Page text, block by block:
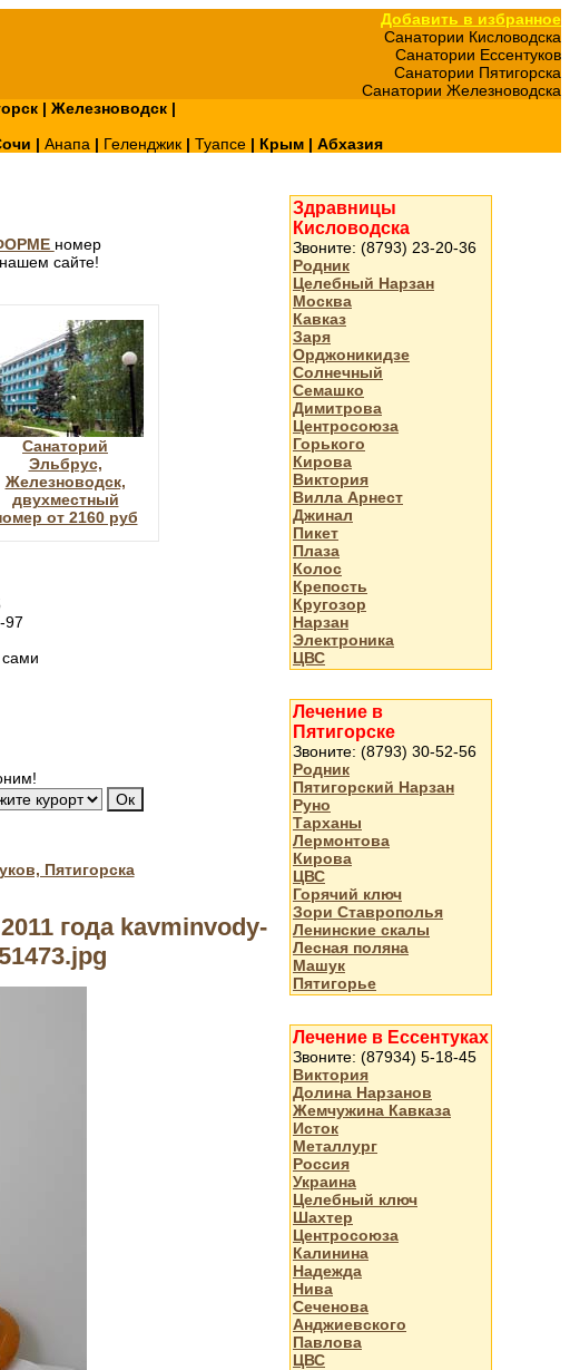
Добавить в избранное
Санатории Кисловодска
Санатории Ессентуков
Санатории Пятигорска
Санатории Железноводска
| Железноводск|
| Анапа | Геленджик | Туапсе | Крым | Абхазия
номер
сайте!
Санаторий
Эльбрус,
Железноводск,
двухместный
от 2160 руб
97
сами
Пятигорска
года kavminvody-
Здравницы
Кисловодска
Звоните: (8793) 23-20-36
Родник
Целебный Нарзан
Москва
Кавказ
Заря
Орджоникидзе
Солнечный
Семашко
Димитрова
Центросоюза
Горького
Кирова
Виктория
Вилла Арнест
Джинал
Пикет
Плаза
Колос
Крепость
Кругозор
Нарзан
Электроника
ЦВС
Лечение в
Пятигорске
Звоните: (8793) 30-52-56
Родник
Пятигорский Нарзан
Руно
Тарханы
Лермонтова
Кирова
ЦВС
Горячий ключ
Зори Ставрополья
Ленинские скалы
Лесная поляна
Машук
Пятигорье
Лечение в Ессентуках
Звоните: (87934) 5-18-45
Виктория
Долина Нарзанов
Жемчужина Кавказа
Исток
Металлург
Россия
Украина
Целебный ключ
Шахтер
Центросоюза
Калинина
Надежда
Нива
Сеченова
Анджиевского
Павлова
ЦВС